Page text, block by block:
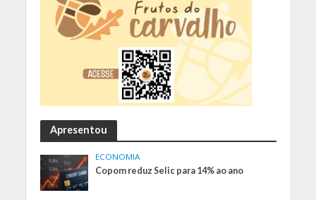
Apresentou
ECONOMIA
Copom reduz Selic para 14% ao ano